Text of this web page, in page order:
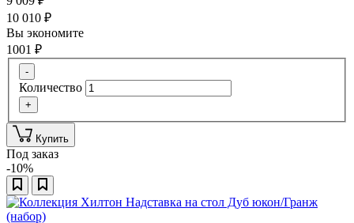
10 010 ₽
Вы экономите
1001 ₽
-
Количество
+
Купить
Под заказ
-10%